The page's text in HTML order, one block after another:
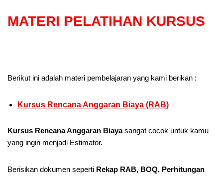
MATERI PELATIHAN KURSUS
Berikut ini adalah materi pembelajaran yang kami berikan :
Kursus Rencana Anggaran Biaya (RAB)
Kursus Rencana Anggaran Biayasangat cocok untuk kamu
yang ingin menjadi Estimator.
Berisikan dokumen seperti Rekap RAB, BOQ, Perhitungan